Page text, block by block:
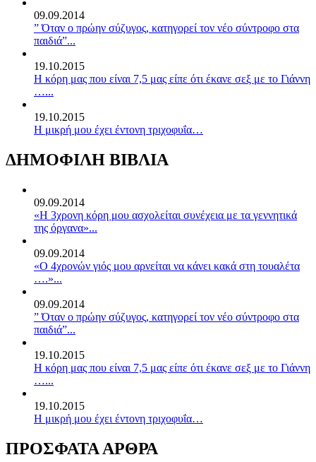
09.09.2014
” Όταν ο πρώην σύζυγος, κατηγορεί τον νέο σύντροφο στα
παιδιά”...
19.10.2015
Η κόρη μας που είναι 7,5 μας είπε ότι έκανε σεξ με το Γιάννη
…...
19.10.2015
Η μικρή μου έχει έντονη τριχοφυΐα…
ΔΗΜΟΦΙΛΗ ΒΙΒΛΙΑ
09.09.2014
«Η 3χρονη κόρη μου ασχολείται συνέχεια με τα γεννητικά
της όργανα»...
09.09.2014
«Ο 4χρονών γιός μου αρνείται να κάνει κακά στη τουαλέτα
….»...
09.09.2014
” Όταν ο πρώην σύζυγος, κατηγορεί τον νέο σύντροφο στα
παιδιά”...
19.10.2015
Η κόρη μας που είναι 7,5 μας είπε ότι έκανε σεξ με το Γιάννη
…...
19.10.2015
Η μικρή μου έχει έντονη τριχοφυΐα…
ΠΡΟΣΦΑΤΑ ΑΡΘΡΑ